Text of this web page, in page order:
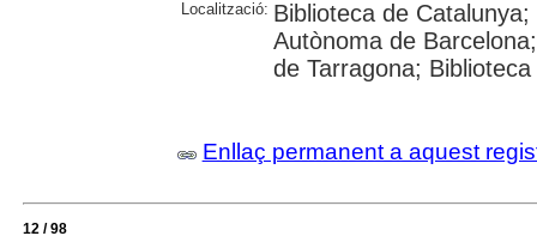
Localització: Biblioteca de
Autònoma de
de Tarragona;
Enllaç permanent a aquest
12 / 98